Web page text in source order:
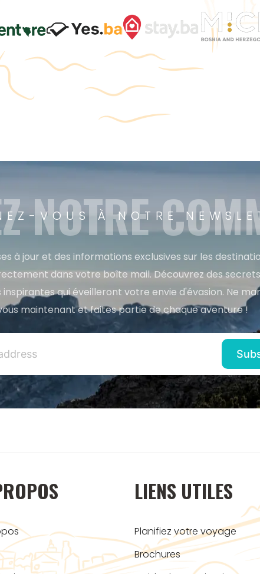
VOUS À NOTRE
NOTRE
à jour et des informations exclusives sur les
dans votre boîte mail. Découvrez des
qui éveilleront votre envie d'évasion. Ne
maintenant et faites partie de chaque aventure !
LIENS UTILES
Planifiez votre voyage
Brochures